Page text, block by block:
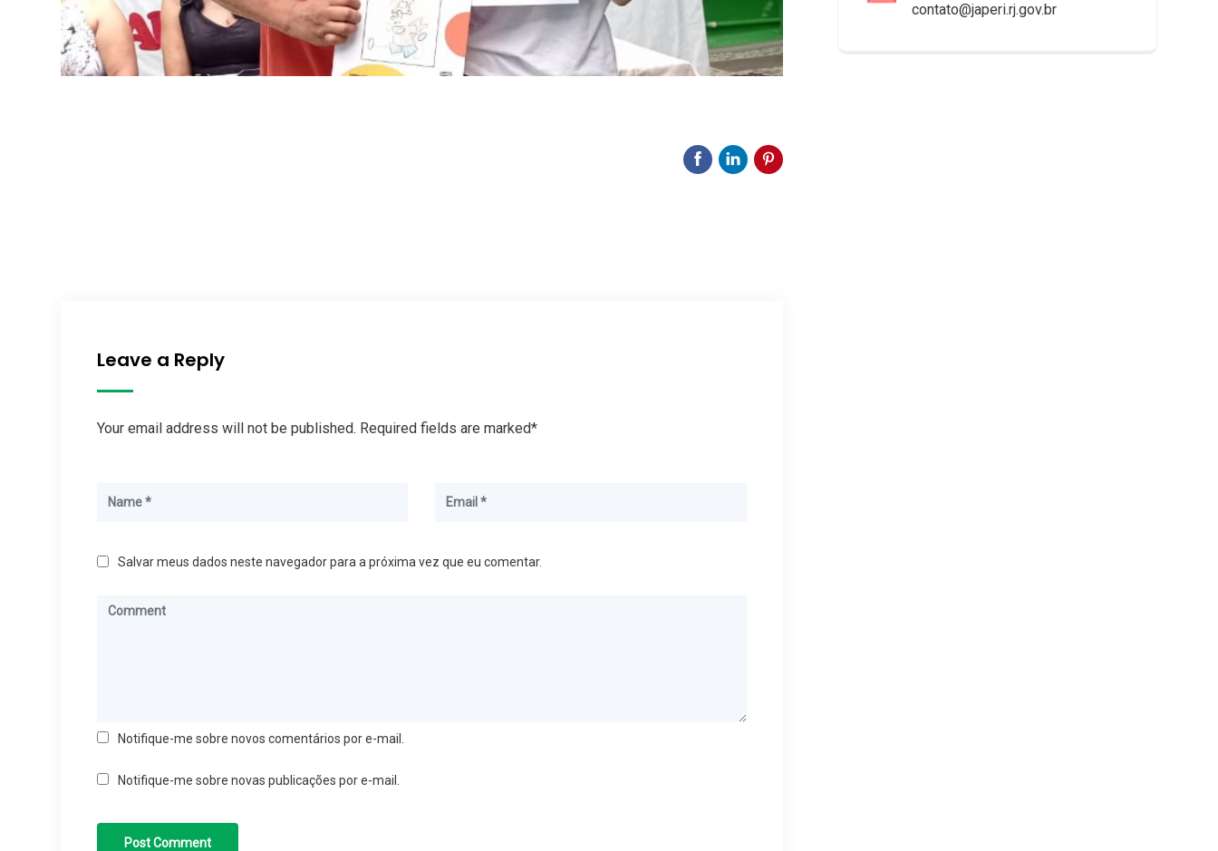
Leave a Reply
Your email address will not be published. Required fields are marked*
Salvar meus dados neste navegador para a próxima vez que eu comentar.
Notifique-me sobre novos comentários por e-mail.
Notifique-me sobre novas publicações por e-mail.
contato@japeri.rj.gov.br